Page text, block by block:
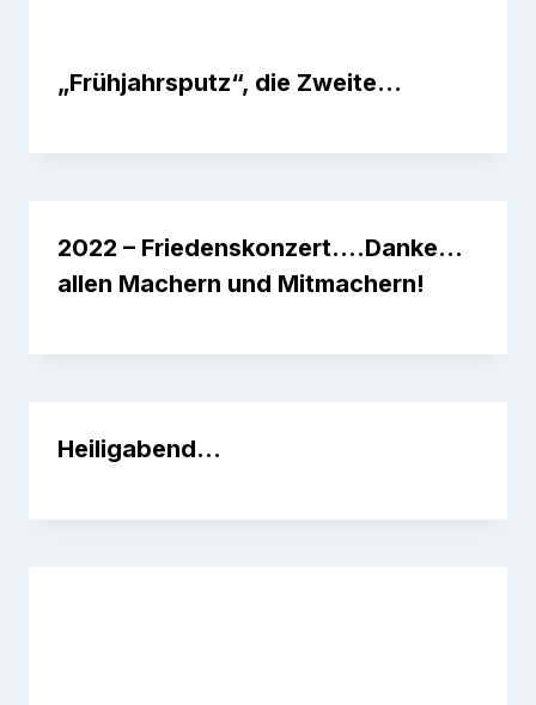
„Frühjahrsputz“, die Zweite…
2022 – Friedenskonzert….Danke…
allen Machern und Mitmachern!
Heiligabend…